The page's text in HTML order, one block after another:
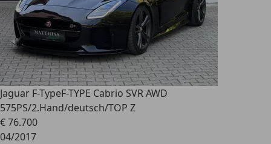
Jaguar F-TypeF-TYPE Cabrio SVR AWD
575PS/2.Hand/deutsch/TOP Z
€ 76.700
04/2017